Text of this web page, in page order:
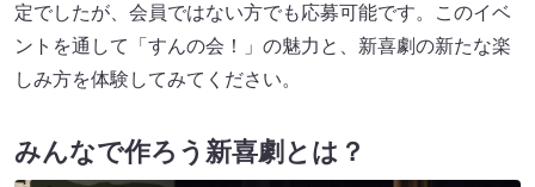
定でしたが、会員ではない方でも応募可能です。このイベ
ントを通して「すんの会！」の魅力と、新喜劇の新たな楽
しみ方を体験してみてください。
みんなで作ろう新喜劇とは？